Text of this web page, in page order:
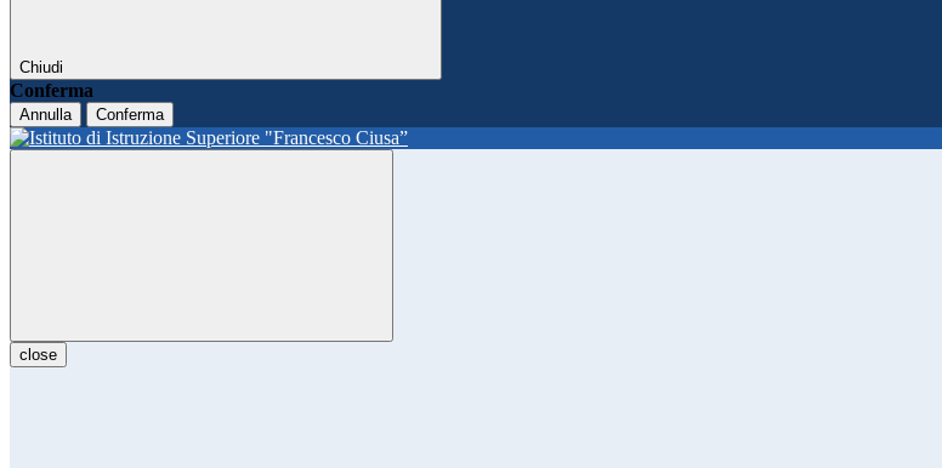
Chiudi
Conferma
Annulla Conferma
close